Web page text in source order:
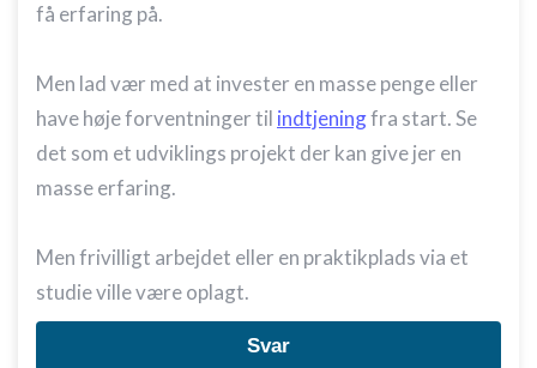
få erfaring på.
Men lad vær med at invester en masse penge eller
have høje forventninger til indtjeningfra start. Se
det som et udviklings projekt der kan give jer en
masse erfaring.
Men frivilligt arbejdet eller en praktikplads via et
studie ville være oplagt.
Svar